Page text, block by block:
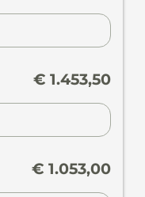
€ 1.453,50
€ 1.053,00